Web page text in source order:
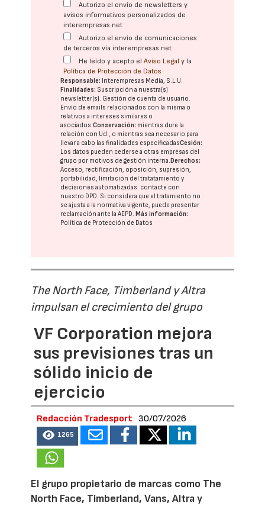
Autorizo el envío de newsletters y
avisos informativos personalizados de
interempresas.net
Autorizo el envío de comunicaciones
de terceros vía interempresas.net
He leído y acepto elAviso Legal y la
Política de Protección de Datos
Responsable: Interempresas Media, S.L.U.
Finalidades: Suscripción a nuestra(s)
newsletter(s). Gestión de cuenta de usuario.
Envío de emails relacionados con la misma o
relativos a intereses similares o
asociados.Conservación: mientras dure la
relación con Ud., o mientras sea necesario para
llevar a cabo las finalidades especificadasCesión:
Los datos pueden cederse a otras empresas del
grupo por motivos de gestión interna. Derechos:
Acceso, rectificación, oposición, supresión,
portabilidad, limitación del tratatamiento y
decisiones automatizadas: contacte con
nuestro DPD. Si considera que el tratamiento no
se ajusta a la normativa vigente, puede presentar
reclamación ante laAEPD. Más información:
Política de Protección de Datos
The North Face, Timberland y Altra
impulsan el crecimiento del grupo
VF Corporation mejora
sus previsiones tras un
sólido inicio de
ejercicio
Redacción Tradesport 30/07/2026
1265
El grupo propietario de marcas como The
North Face, Timberland, Vans, Altra y